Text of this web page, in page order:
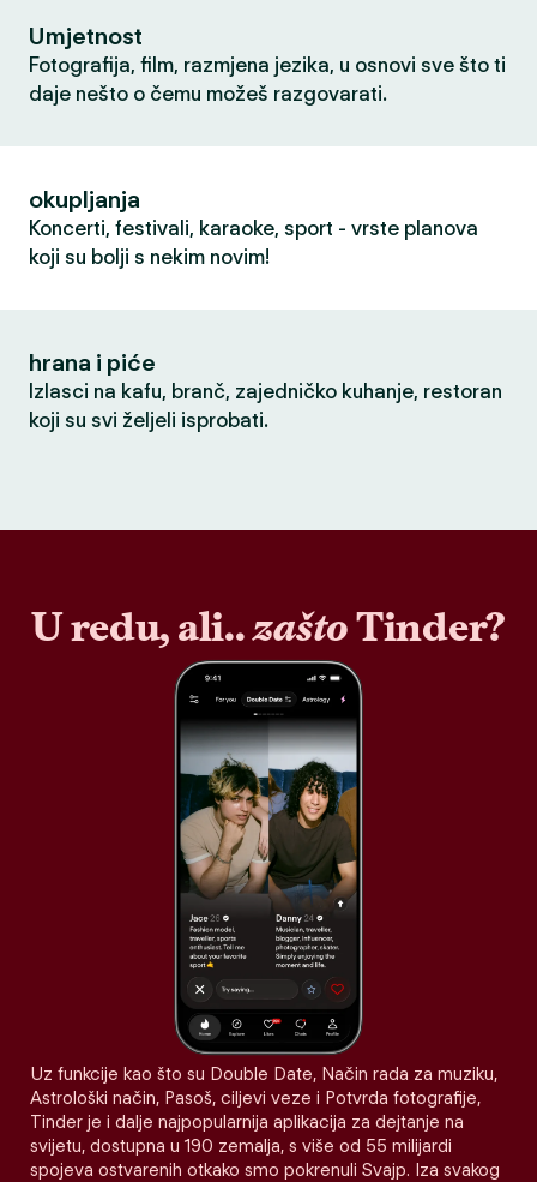
Umjetnost
Fotografija, film, razmjena jezika, u osnovi sve što ti
daje nešto o čemu možeš razgovarati.
okupljanja
Koncerti, festivali, karaoke, sport - vrste planova
koji su bolji s nekim novim!
hrana i piće
Izlasci na kafu, branč, zajedničko kuhanje, restoran
koji su svi željeli isprobati.
U redu, ali..zaštoTinder?
Uz funkcije kao što su Double Date, Način rada za muziku,
Astrološki način, Pasoš, ciljevi veze i Potvrda fotografije,
Tinder je i dalje najpopularnija aplikacija za dejtanje na
svijetu, dostupna u 190 zemalja, s više od 55 milijardi
spojeva ostvarenih otkako smo pokrenuli Svajp. Iza svakog